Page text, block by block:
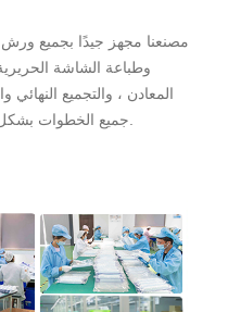
مصنعنا مجهز جيدًا بجميع ورش
المعادن ، والتجميع النهائي
جميع الخطوات بشكل جيد داخليًا ويضمن رضا العملاء التام.